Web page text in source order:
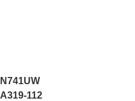
N741UW
A319-112